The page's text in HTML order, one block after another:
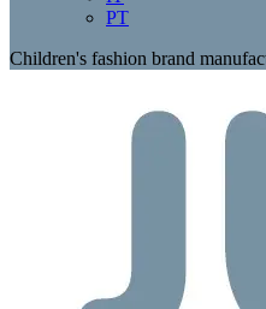
PT
Children's fashion brand